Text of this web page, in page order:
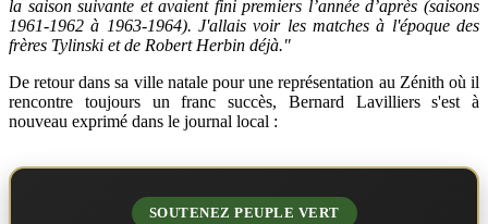
la saison suivante et avaient fini premiers l’année d’après (saisons
1961-1962 à 1963-1964). J'allais voir les matches à l'époque des
frères Tylinski et de Robert Herbin déjà."
De retour dans sa ville natale pour une représentation au Zénith où il
rencontre toujours un franc succès, Bernard Lavilliers s'est à
nouveau exprimé dans le journal local :
SOUTENEZ PEUPLE VERT